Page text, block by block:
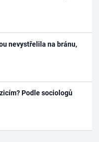
nevystřelila na bránu,
Podle sociologů